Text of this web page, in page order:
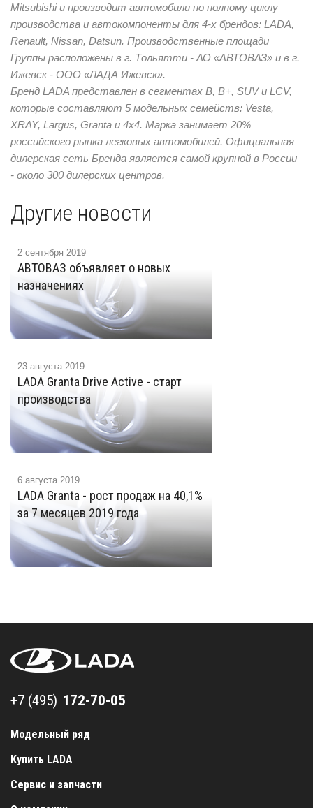
Mitsubishi и производит автомобили по полному циклу
производства и автокомпоненты для 4-х брендов: LADA,
Renault, Nissan, Datsun. Производственные площади
Группы расположены в г. Тольятти - АО «АВТОВАЗ» и в г.
Ижевск - ООО «ЛАДА Ижевск».
Бренд LADA представлен в сегментах В, В+, SUV и LCV,
которые составляют 5 модельных семейств: Vesta,
XRAY, Largus, Granta и 4x4. Марка занимает 20%
российского рынка легковых автомобилей. Официальная
дилерская сеть Бренда является самой крупной в России
- около 300 дилерских центров.
Другие новости
2 сентября 2019
АВТОВАЗ объявляет о новых
назначениях
23 августа 2019
LADA Granta Drive Active - старт
производства
6 августа 2019
LADA Granta - рост продаж на 40,1%
за 7 месяцев 2019 года
+7 (495)
+7 (495) 172-70-05
Модельный ряд
Купить LADA
Сервис и запчасти